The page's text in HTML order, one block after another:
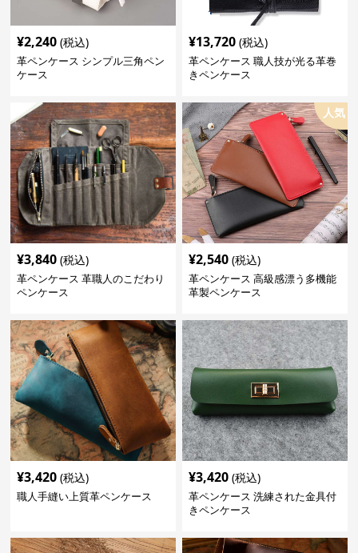
¥2,240 (税込)
革ペンケース シンプル三角ペン
ケース
¥13,720 (税込)
革ペンケース 職人技が光る革巻
きペンケース
¥3,840 (税込)
革ペンケース 革職人のこだわり
ペンケース
人気
¥2,540 (税込)
革ペンケース 高級感漂う多機能
革製ペンケース
¥3,420 (税込)
職人手縫い上質革ペンケース
¥3,420 (税込)
革ペンケース 洗練された金具付
きペンケース